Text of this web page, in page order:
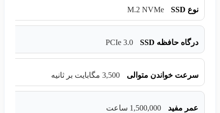
نوع SSD M.2 NVMe
درگاه حافظه SSD PCIe 3.0
سرعت خواندن متوالی 3,500 مگابایت بر ثانیه
عمر مفید 1,500,000 ساعت